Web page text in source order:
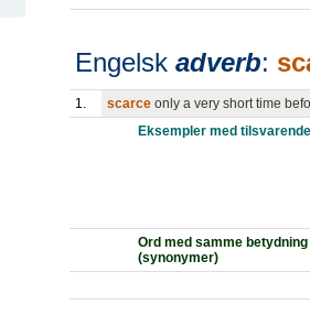
Engelsk adverb:
1. scarce only a very short time
Eksempler med
Ord med samme betydning
(synonymer)